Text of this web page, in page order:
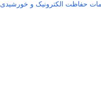
حفاظت الکترونیک و خورشیدی